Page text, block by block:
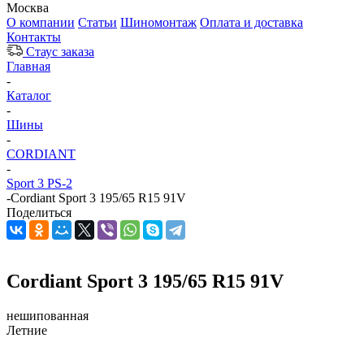
Москва
О компании Статьи Шиномонтаж Оплата и доставка
Контакты
Стаус заказа
Главная
-
Каталог
-
Шины
-
CORDIANT
-
Sport 3 PS-2
-Cordiant Sport 3 195/65 R15 91V
Поделиться
Cordiant Sport 3 195/65 R15 91V
нешипованная
Летние